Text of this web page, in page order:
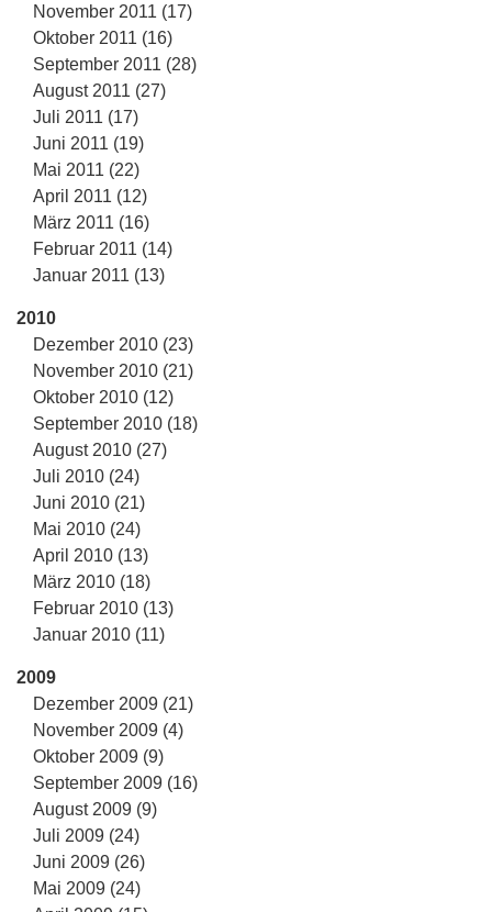
November 2011 (17)
Oktober 2011 (16)
September 2011 (28)
August 2011 (27)
Juli 2011 (17)
Juni 2011 (19)
Mai 2011 (22)
April 2011 (12)
März 2011 (16)
Februar 2011 (14)
Januar 2011 (13)
2010
Dezember 2010 (23)
November 2010 (21)
Oktober 2010 (12)
September 2010 (18)
August 2010 (27)
Juli 2010 (24)
Juni 2010 (21)
Mai 2010 (24)
April 2010 (13)
März 2010 (18)
Februar 2010 (13)
Januar 2010 (11)
2009
Dezember 2009 (21)
November 2009 (4)
Oktober 2009 (9)
September 2009 (16)
August 2009 (9)
Juli 2009 (24)
Juni 2009 (26)
Mai 2009 (24)